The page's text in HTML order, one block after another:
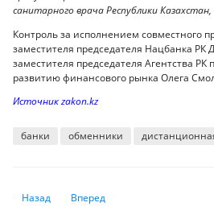
санитарного врача Республики
Контроль за исполнением совместного
заместителя председателя Нацбанка РК
заместителя председателя Агентства РК
развитию финансового рынка Олега
Источник zakon.kz
банки обменники
Предыдущий: Финрегулятор в
Назад Следующий: ЦБ России
Вперед